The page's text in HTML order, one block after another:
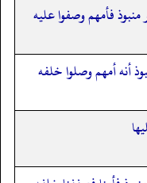
منبوذ فأمهم وصفوا عليه
أنه أمهم وصلوا خلفه